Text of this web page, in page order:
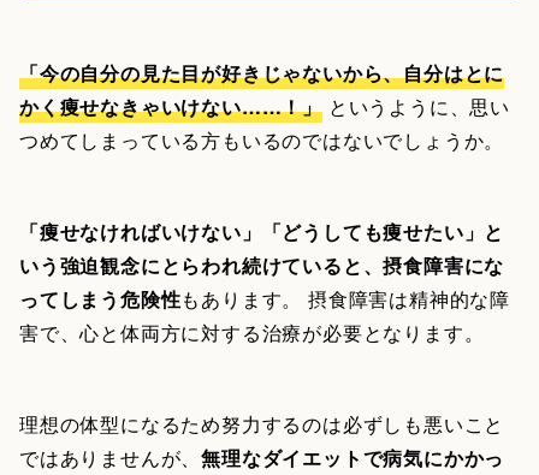
「今の自分の見た目が好きじゃないから、自分はとに
かく痩せなきゃいけない……！」 というように、思い
つめてしまっている方もいるのではないでしょうか。
「痩せなければいけない」「どうしても痩せたい」と
いう強迫観念にとらわれ続けていると、摂食障害にな
ってしまう危険性もあります。 摂食障害は精神的な障
害で、心と体両方に対する治療が必要となります。
理想の体型になるため努力するのは必ずしも悪いこと
ではありませんが、無理なダイエットで病気にかかっ